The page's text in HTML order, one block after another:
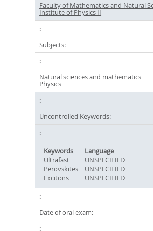
Faculty of Mathematics and Natural
Institute of Physics II
Subjects:
Natural sciences and mathematics
Physics
Uncontrolled Keywords:
Keywords
Language
Ultrafast
UNSPECIFIED
Perovskites
UNSPECIFIED
Excitons
UNSPECIFIED
Date of oral exam: